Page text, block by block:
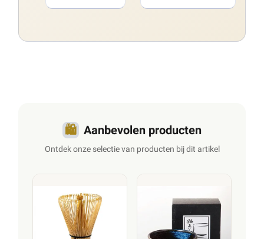
🛍️ Aanbevolen producten
Ontdek onze selectie van producten bij dit artikel